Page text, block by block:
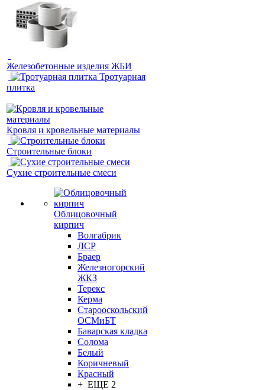
Железобетонные изделия ЖБИ
Тротуарная
плитка
Кровля и кровельные материалы
Строительные блоки
Сухие строительные смеси
Облицовочный
кирпич
Волгабрик
ЛСР
Браер
Железногорский
ЖКЗ
Терекс
Керма
Старооскольский
ОСМиБТ
Баварская кладка
Солома
Белый
Коричневый
Красный
+ ЕЩЕ 2